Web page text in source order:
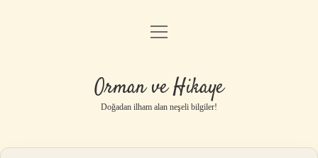
Anasayfa
Yasal Uyarı
menüyü
Orman ve Hikaye
Doğadan ilham alan neşeli bilgiler!